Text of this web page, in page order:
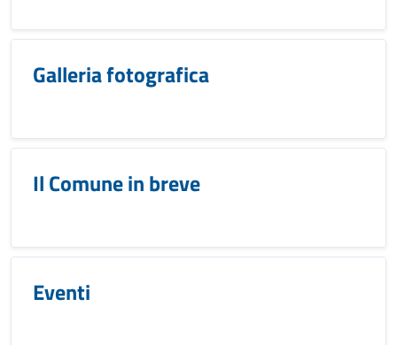
Galleria fotografica
Il Comune in breve
Eventi